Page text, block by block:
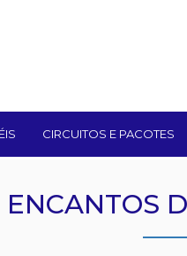
CIRCUITOS E PACOTES
ENCANTOS